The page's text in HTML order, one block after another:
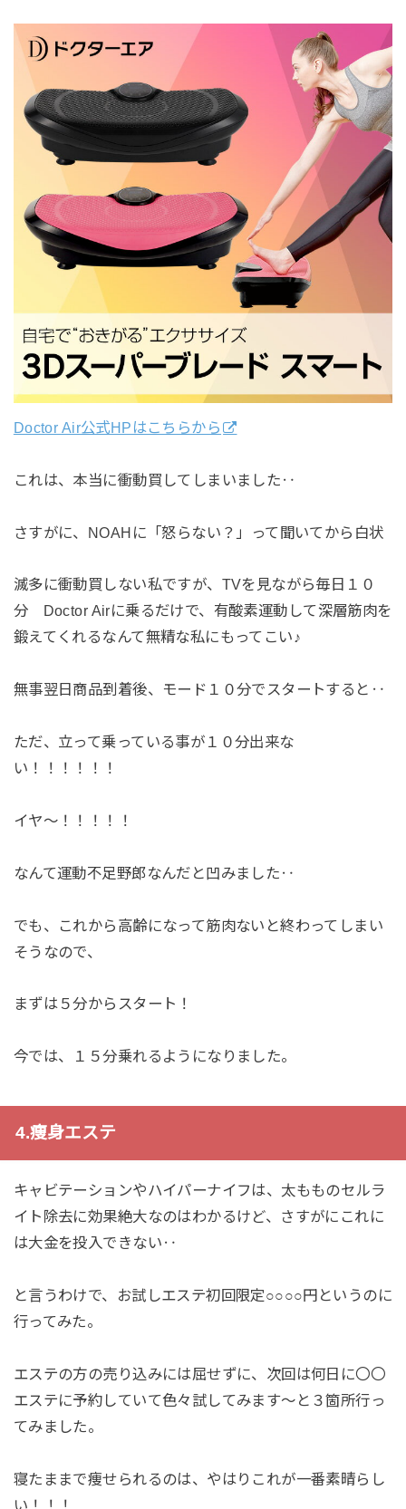
Doctor Air公式HPはこちらから
これは、本当に衝動買してしまいました‥
さすがに、NOAHに「怒らない？」って聞いてから白状
滅多に衝動買しない私ですが、TVを見ながら毎日１０
分 Doctor Airに乗るだけで、有酸素運動して深層筋肉を
鍛えてくれるなんて無精な私にもってこい♪
無事翌日商品到着後、モード１０分でスタートすると‥
ただ、立って乗っている事が１０分出来な
い！！！！！！
イヤ〜！！！！！
なんて運動不足野郎なんだと凹みました‥
でも、これから高齢になって筋肉ないと終わってしまい
そうなので、
まずは５分からスタート！
今では、１５分乗れるようになりました。
4.痩身エステ
キャビテーションやハイパーナイフは、太もものセルラ
イト除去に効果絶大なのはわかるけど、さすがにこれに
は大金を投入できない‥
と言うわけで、お試しエステ初回限定○○○○円というのに
行ってみた。
エステの方の売り込みには屈せずに、次回は何日に〇〇
エステに予約していて色々試してみます〜と３箇所行っ
てみました。
寝たままで痩せられるのは、やはりこれが一番素晴らし
い！！！